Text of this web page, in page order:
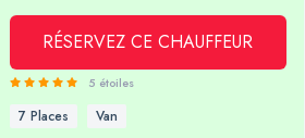
RÉSERVEZ CE CHAUFFEUR
5 étoiles
7 Places Van